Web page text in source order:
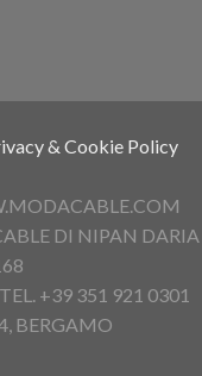
& Cookie Policy
DI NIPAN DARIA
+39 351 921 0301
BERGAMO